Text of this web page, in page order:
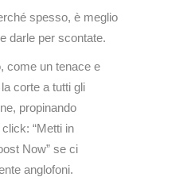
spesso, è meglio
darle per scontate.
come un tenace e
corte a tutti gli
propinando
“Metti in
Now” se ci
anglofoni.